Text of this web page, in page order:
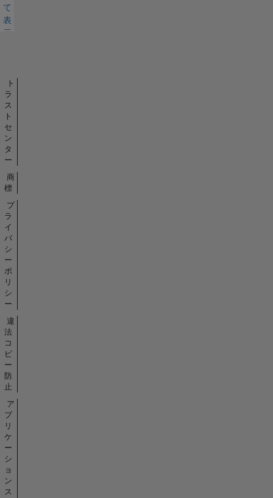
て
表
示
ト
ラ
ス
ト
セ
ン
タ
ー
商
標
プ
ラ
イ
バ
シ
ー
ポ
リ
シ
ー
違
法
コ
ピ
ー
防
止
ア
プ
リ
ケ
ー
シ
ョ
ン
ス